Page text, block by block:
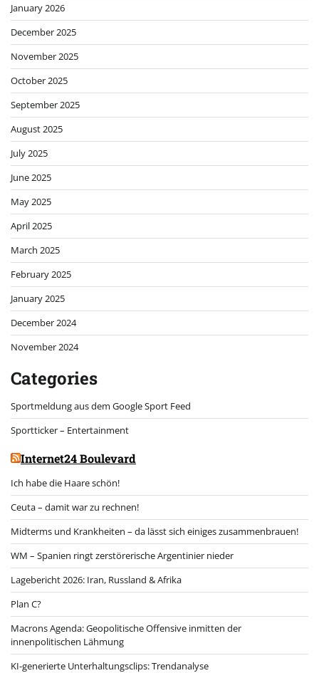
January 2026
December 2025
November 2025
October 2025
September 2025
August 2025
July 2025
June 2025
May 2025
April 2025
March 2025
February 2025
January 2025
December 2024
November 2024
Categories
Sportmeldung aus dem Google Sport Feed
Sportticker – Entertainment
Internet24 Boulevard
Ich habe die Haare schön!
Ceuta – damit war zu rechnen!
Midterms und Krankheiten – da lässt sich einiges zusammenbrauen!
WM – Spanien ringt zerstörerische Argentinier nieder
Lagebericht 2026: Iran, Russland & Afrika
Plan C?
Macrons Agenda: Geopolitische Offensive inmitten der
innenpolitischen Lähmung
KI-generierte Unterhaltungsclips: Trendanalyse